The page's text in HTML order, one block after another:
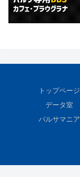
トップページ
データ室
バルサマニア